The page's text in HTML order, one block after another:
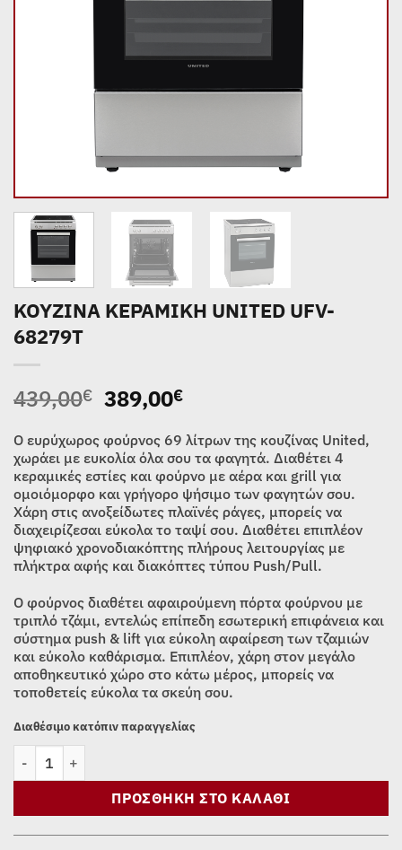
ΚΟΥΖΙΝΑ ΚΕΡΑΜΙΚΗ UNITED UFV-
68279T
439,00€ Original
price
was:
439,00€.
389,00€Η
τιμή
είναι:
389,00€.
Ο ευρύχωρος φούρνος 69 λίτρων της κουζίνας United,
χωράει με ευκολία όλα σου τα φαγητά. Διαθέτει 4
κεραμικές εστίες και φούρνο με αέρα και grill για
ομοιόμορφο και γρήγορο ψήσιμο των φαγητών σου.
Χάρη στις ανοξείδωτες πλαϊνές ράγες, μπορείς να
διαχειρίζεσαι εύκολα το ταψί σου. Διαθέτει επιπλέον
ψηφιακό χρονοδιακόπτης πλήρους λειτουργίας με
πλήκτρα αφής και διακόπτες τύπου Push/Pull.
Ο φούρνος διαθέτει αφαιρούμενη πόρτα φούρνου με
τριπλό τζάμι, εντελώς επίπεδη εσωτερική επιφάνεια και
σύστημα push & lift για εύκολη αφαίρεση των τζαμιών
και εύκολο καθάρισμα. Επιπλέον, χάρη στον μεγάλο
αποθηκευτικό χώρο στο κάτω μέρος, μπορείς να
τοποθετείς εύκολα τα σκεύη σου.
Διαθέσιμο κατόπιν παραγγελίας
ΚΟΥΖΙΝΑ ΚΕΡΑΜΙΚΗ UNITED UFV-68279T ποσότητα
ΠΡΟΣΘΉΚΗ ΣΤΟ ΚΑΛΆΘΙ